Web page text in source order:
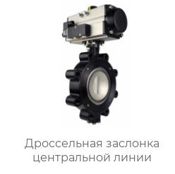
Дроссельная заслонка
центральной линии